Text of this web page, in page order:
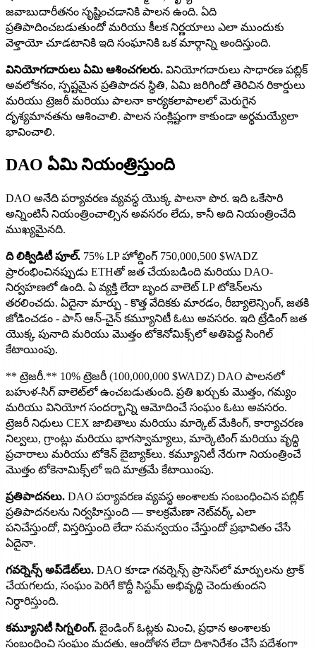
జవాబుదారీతనం సృష్టించడానికి పాలన ఉంది. ఏది
ప్రతిపాదించబడుతుందో మరియు కీలక నిర్ణయాలు ఎలా ముందుకు
వెళ్తాయో చూడటానికి ఇది సంఘానికి ఒక మార్గాన్ని అందిస్తుంది.
వినియోగదారులు ఏమి ఆశించగలరు. వినియోగదారులు సాధారణ పబ్లిక్
అవలోకనం, స్పష్టమైన ప్రతిపాదన స్థితి, ఏమి జరిగిందో తెరిచిన రికార్డులు
మరియు ట్రెజరీ మరియు పాలనా కార్యకలాపాలలో మెరుగైన
దృశ్యమానతను ఆశించాలి. పాలన సంక్లిష్టంగా కాకుండా అర్థమయ్యేలా
భావించాలి.
DAO ఏమి నియంత్రిస్తుంది
DAO అనేది పర్యావరణ వ్యవస్థ యొక్క పాలనా పొర. ఇది ఒకేసారి
అన్నింటినీ నియంత్రించాల్సిన అవసరం లేదు, కానీ అది నియంత్రించేది
ముఖ్యమైనది.
ది లిక్విడిటీ పూల్. 75% LP హోల్డింగ్ 750,000,500 $WADZ
ప్రారంభించినప్పుడు ETHతో జత చేయబడింది మరియు DAO-
నిర్వహణలో ఉంది. ఏ వ్యక్తి లేదా బృంద వాలెట్ LP టోకెన్‌లను
తరలించదు. ఏదైనా మార్పు - కొత్త వేదికకు మారడం, రీబ్యాలెన్సింగ్, జతకి
జోడించడం - పాస్ ఆన్-చైన్ కమ్యూనిటీ ఓటు అవసరం. ఇది ట్రేడింగ్ జత
యొక్క పునాది మరియు మొత్తం టోకెనోమిక్స్‌లో అతిపెద్ద సింగిల్
కేటాయింపు.
** ట్రెజరీ.** 10% ట్రెజరీ (100,000,000 $WADZ) DAO పాలనలో
బహుళ-సిగ్ వాలెట్‌లో ఉంచబడుతుంది. ప్రతి ఖర్చుకు మొత్తం, గమ్యం
మరియు వినియోగ సందర్భాన్ని ఆమోదించే సంఘం ఓటు అవసరం.
ట్రెజరీ నిధులు CEX జాబితాలు మరియు మార్కెట్ మేకింగ్, కార్యాచరణ
నిల్వలు, గ్రాంట్లు మరియు భాగస్వామ్యాలు, మార్కెటింగ్ మరియు వృద్ధి
ప్రచారాలు మరియు టోకెన్ బైబ్యాక్‌లు. కమ్యూనిటీ నేరుగా నియంత్రించే
మొత్తం టోకెనామిక్స్‌లో ఇది మాత్రమే కేటాయింపు.
ప్రతిపాదనలు. DAO పర్యావరణ వ్యవస్థ అంశాలకు సంబంధించిన పబ్లిక్
ప్రతిపాదనలను నిర్వహిస్తుంది — కాలక్రమేణా నెట్‌వర్క్ ఎలా
పనిచేస్తుందో, విస్తరిస్తుంది లేదా సమన్వయం చేస్తుందో ప్రభావితం చేసే
ఏదైనా.
గవర్నెన్స్ అప్‌డేట్‌లు. DAO కూడా గవర్నెన్స్ ప్రాసెస్‌లో మార్పులను ట్రాక్
చేయగలదు, సంఘం పెరిగే కొద్దీ సిస్టమ్ అభివృద్ధి చెందుతుందని
నిర్ధారిస్తుంది.
కమ్యూనిటీ సిగ్నలింగ్. బైండింగ్ ఓట్లకు మించి, ప్రధాన అంశాలకు
సంబంధించి సంఘం మద్దతు, ఆందోళన లేదా దిశానిర్దేశం చేసే ప్రదేశంగా